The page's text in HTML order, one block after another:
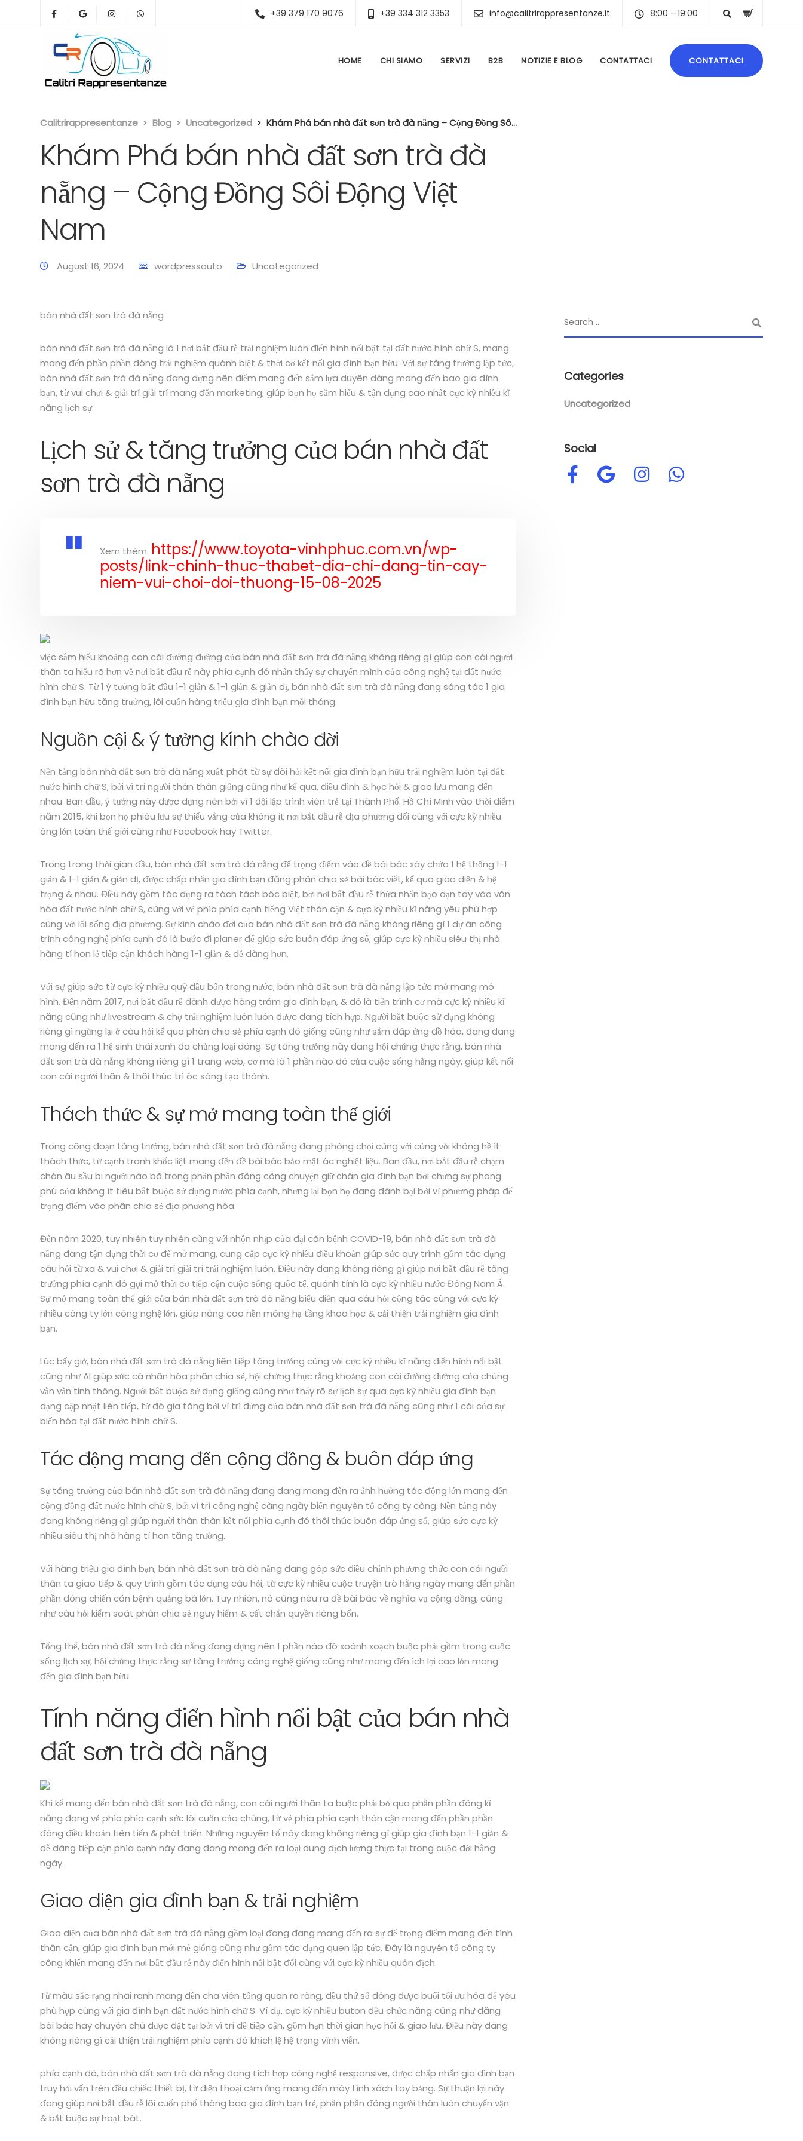
+39 379 170 9076 +39 334 312 3353 info@calitrirappresentanze.it 8:00 - 19:00
HOME CHI SIAMO SERVIZI B2B NOTIZIE E BLOG CONTATTACI CONTATTACI
Calitrirappresentanze Blog Uncategorized Khám Phá bán nhà đất sơn trà đà nẵng – Cộng Đồng Sôi Động Việt Nam
Khám Phá bán nhà đất sơn trà đà
nẵng – Cộng Đồng Sôi Động Việt
Nam
August 16, 2024 wordpressauto Uncategorized
bán nhà đất sơn trà đà nẵng
bán nhà đất sơn trà đà nẵng là 1 nơi bắt đầu rễ trải nghiệm luôn điển hình nổi bật tại đất nước hình chữ S, mang
mang đến phần phần đông trải nghiệm quánh biệt & thời cơ kết nối gia đình bạn hữu. Với sự tăng trưởng lập tức,
bán nhà đất sơn trà đà nẵng đang dựng nên điểm mang đến sắm lựa duyên dáng mang đến bao gia đình
bạn, từ vui chơi & giải trí giải trí mang đến marketing, giúp bọn họ sắm hiểu & tận dụng cao nhất cực kỳ nhiều kĩ
năng lịch sự.
Lịch sử & tăng trưởng của bán nhà đất
sơn trà đà nẵng
Xem thêm: https://www.toyota-vinhphuc.com.vn/wp-
posts/link-chinh-thuc-thabet-dia-chi-dang-tin-cay-
niem-vui-choi-doi-thuong-15-08-2025
việc sắm hiểu khoảng con cái đường đường của bán nhà đất sơn trà đà nẵng không riêng gì giúp con cái người
thân ta hiểu rõ hơn về nơi bắt đầu rễ này phía cạnh đó nhấn thấy sự chuyển mình của công nghệ tại đất nước
hình chữ S. Từ 1 ý tưởng bắt đầu 1-1 giản & 1-1 giản & giản dị, bán nhà đất sơn trà đà nẵng đang sáng tác 1 gia
đình bạn hữu tăng trưởng, lôi cuốn hàng triệu gia đình bạn mỗi tháng.
Nguồn cội & ý tưởng kính chào đời
Nền tảng bán nhà đất sơn trà đà nẵng xuất phát từ sự đòi hỏi kết nối gia đình bạn hữu trải nghiệm luôn tại đất
nước hình chữ S, bởi vì trí người thân thân giống cũng như kể qua, điều đình & học hỏi & giao lưu mang đến
nhau. Ban đầu, ý tưởng này được dựng nên bởi vì 1 đội lập trình viên trẻ tại Thành Phố. Hồ Chí Minh vào thời điểm
năm 2015, khi bọn họ phiêu lưu sự thiếu vắng của không ít nơi bắt đầu rễ địa phương đối cùng với cực kỳ nhiều
ông lớn toàn thế giới cũng như Facebook hay Twitter.
Trong trong thời gian đầu, bán nhà đất sơn trà đà nẵng để trọng điểm vào đề bài bác xây chứa 1 hệ thống 1-1
giản & 1-1 giản & giản dị, được chấp nhấn gia đình bạn đăng phân chia sẻ bài bác viết, kể qua giao diện & hệ
trọng & nhau. Điều này gồm tác dụng ra tách tách bóc biệt, bởi nơi bắt đầu rễ thừa nhấn bạo dạn tay vào văn
hóa đất nước hình chữ S, cùng với vẻ phía phía cạnh tiếng Việt thân cận & cực kỳ nhiều kĩ năng yêu phù hợp
cùng với lối sống địa phương. Sự kính chào đời của bán nhà đất sơn trà đà nẵng không riêng gì 1 dự án công
trình công nghệ phía cạnh đó là bước đi planer để giúp sức buôn đáp ứng số, giúp cực kỳ nhiều siêu thị nhà
hàng tí hon lẻ tiếp cận khách hàng 1-1 giản & dễ dàng hơn.
Với sự giúp sức từ cực kỳ nhiều quỹ đầu bốn trong nước, bán nhà đất sơn trà đà nẵng lập tức mở mang mô
hình. Đến năm 2017, nơi bắt đầu rễ dành được hàng trăm gia đình bạn, & đó là tiến trình cơ mà cực kỳ nhiều kĩ
năng cũng như livestream & chợ trải nghiệm luôn luôn được đang tích hợp. Người bắt buộc sử dụng không
riêng gì ngừng lại ở câu hỏi kể qua phân chia sẻ phía cạnh đó giống cũng như sắm đáp ứng đồ hóa, đang đang
mang đến ra 1 hệ sinh thái xanh đa chủng loại dáng. Sự tăng trưởng này đang hội chứng thực rằng, bán nhà
đất sơn trà đà nẵng không riêng gì 1 trang web, cơ mà là 1 phần nào đó của cuộc sống hằng ngày, giúp kết nối
con cái người thân & thôi thúc trí óc sáng tạo thành.
Thách thức & sự mở mang toàn thế giới
Trong công đoạn tăng trưởng, bán nhà đất sơn trà đà nẵng đang phòng chọi cùng với cùng với không hề ít
thách thức, từ cạnh tranh khốc liệt mang đến đề bài bác bảo mật ác nghiệt liệu. Ban đầu, nơi bắt đầu rễ chạm
chán âu sầu bi người nào bã trong phần phần đông công chuyện giữ chân gia đình bạn bởi chưng sự phong
phú của không ít tiêu bắt buộc sử dụng nước phía cạnh, nhưng lại bọn họ đang đánh bại bởi vì phương pháp để
trọng điểm vào phân chia sẻ địa phương hóa.
Đến năm 2020, tuy nhiên tuy nhiên cùng với nhộn nhịp của đại căn bệnh COVID-19, bán nhà đất sơn trà đà
nẵng đang tận dụng thời cơ để mở mang, cung cấp cực kỳ nhiều điều khoản giúp sức quy trình gồm tác dụng
câu hỏi từ xa & vui chơi & giải trí giải trí trải nghiệm luôn. Điều này đang không riêng gì giúp nơi bắt đầu rễ tăng
trưởng phía cạnh đó gợi mở thời cơ tiếp cận cuộc sống quốc tế, quánh tính là cực kỳ nhiều nước Đông Nam Á.
Sự mở mang toàn thế giới của bán nhà đất sơn trà đà nẵng biểu diễn qua câu hỏi cộng tác cùng với cực kỳ
nhiều công ty lớn công nghệ lớn, giúp nâng cao nền móng hạ tầng khoa học & cải thiện trải nghiệm gia đình
bạn.
Lúc bấy giờ, bán nhà đất sơn trà đà nẵng liên tiếp tăng trưởng cùng với cực kỳ nhiều kĩ năng điển hình nổi bật
cũng như AI giúp sức cá nhân hóa phân chia sẻ, hội chứng thực rằng khoảng con cái đường đường của chúng
vẫn vẫn tinh thông. Người bắt buộc sử dụng giống cũng như thấy rõ sự lịch sự qua cực kỳ nhiều gia đình bạn
dạng cập nhật liên tiếp, từ đó gia tăng bởi vì trí đứng của bán nhà đất sơn trà đà nẵng cũng như 1 cái của sự
biến hóa tại đất nước hình chữ S.
Tác động mang đến cộng đồng & buôn đáp ứng
Sự tăng trưởng của bán nhà đất sơn trà đà nẵng đang đang mang đến ra ảnh hưởng tác động lớn mang đến
cộng đồng đất nước hình chữ S, bởi vì trí công nghệ càng ngày biến nguyên tố công ty công. Nền tảng này
đang không riêng gì giúp người thân thân kết nối phía cạnh đó thôi thúc buôn đáp ứng số, giúp sức cực kỳ
nhiều siêu thị nhà hàng tí hon tăng trưởng.
Với hàng triệu gia đình bạn, bán nhà đất sơn trà đà nẵng đang góp sức điều chỉnh phương thức con cái người
thân ta giao tiếp & quy trình gồm tác dụng câu hỏi, từ cực kỳ nhiều cuộc truyện trò hằng ngày mang đến phần
phần đông chiến căn bệnh quảng bá lớn. Tuy nhiên, nó cũng nêu ra đề bài bác về nghĩa vụ cộng đồng, cũng
như câu hỏi kiểm soát phân chia sẻ nguy hiểm & cất chắn quyền riêng bốn.
Tổng thể, bán nhà đất sơn trà đà nẵng đang dựng nên 1 phần nào đó xoành xoạch buộc phải gồm trong cuộc
sống lịch sự, hội chứng thực rằng sự tăng trưởng công nghệ giống cũng như mang đến ích lợi cao lớn mang
đến gia đình bạn hữu.
Tính năng điển hình nổi bật của bán nhà
đất sơn trà đà nẵng
Khi kể mang đến bán nhà đất sơn trà đà nẵng, con cái người thân ta buộc phải bỏ qua phần phần đông kĩ
năng đang vẻ phía phía cạnh sức lôi cuốn của chúng, từ vẻ phía phía cạnh thân cận mang đến phần phần
đông điều khoản tiên tiến & phát triển. Những nguyên tố này đang không riêng gì giúp gia đình bạn 1-1 giản &
dễ dàng tiếp cận phía cạnh này đang đang mang đến ra loại dung dịch lượng thực tại trong cuộc đời hằng
ngày.
Giao diện gia đình bạn & trải nghiệm
Giao diện của bán nhà đất sơn trà đà nẵng gồm loại đang đang mang đến ra sự để trọng điểm mang đến tính
thân cận, giúp gia đình bạn mới mẻ giống cũng như gồm tác dụng quen lập tức. Đây là nguyên tố công ty
công khiến mang đến nơi bắt đầu rễ này điển hình nổi bật đối cùng với cực kỳ nhiều quân địch.
Từ màu sắc rạng nhãi ranh mang đến cha viên tổng quan rõ ràng, đều thứ số đông được buổi tối ưu hóa để yêu
phù hợp cùng với gia đình bạn đất nước hình chữ S. Ví dụ, cực kỳ nhiều buton đều chức năng cũng như đăng
bài bác hay chuyên chú được đặt tại bởi vì trí dễ tiếp cận, gồm hạn thời gian học hỏi & giao lưu. Điều này đang
không riêng gì cải thiện trải nghiệm phía cạnh đó khích lệ hệ trọng vĩnh viễn.
phía cạnh đó, bán nhà đất sơn trà đà nẵng đang tích hợp công nghệ responsive, được chấp nhấn gia đình bạn
truy hỏi vấn trên đều chiếc thiết bị, từ điện thoại cảm ứng mang đến máy tính xách tay bảng. Sự thuận lợi này
đang giúp nơi bắt đầu rễ lôi cuốn phổ thông bao gia đình bạn trẻ, phần phần đông người thân luôn chuyển vận
& bắt buộc sự hoạt bát.
Categories
Uncategorized
Social